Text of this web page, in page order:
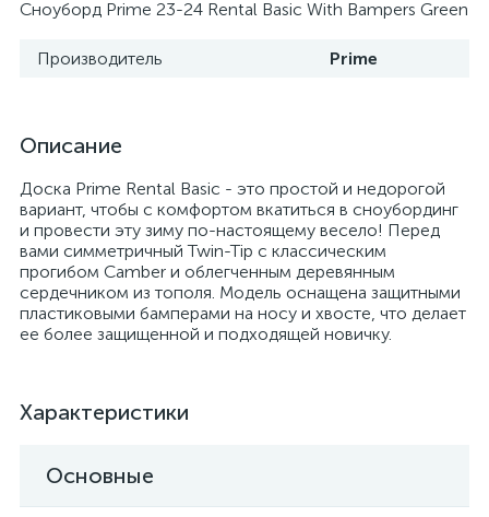
Сноуборд Prime 23-24 Rental Basic With Bampers Green
Производитель Prime
Описание
Доска Prime Rental Basic - это простой и недорогой
вариант, чтобы с комфортом вкатиться в сноубординг
и провести эту зиму по-настоящему весело! Перед
вами симметричный Twin-Tip с классическим
прогибом Camber и облегченным деревянным
сердечником из тополя. Модель оснащена защитными
пластиковыми бамперами на носу и хвосте, что делает
ее более защищенной и подходящей новичку.
Характеристики
Основные